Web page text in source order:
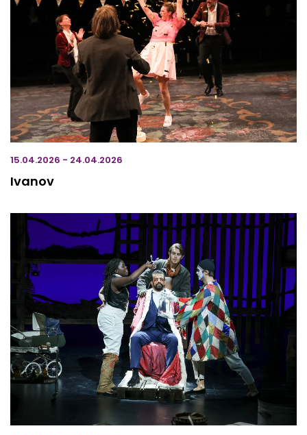
15.04.2026 - 24.04.2026
Ivanov